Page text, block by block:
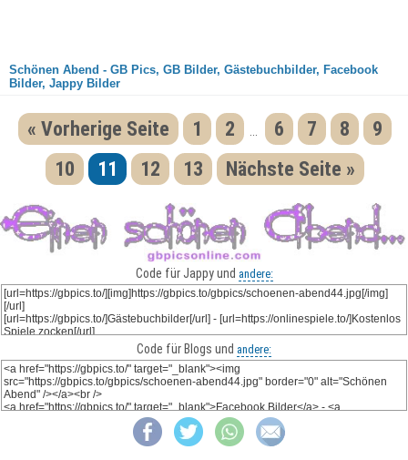
Schönen Abend - GB Pics, GB Bilder, Gästebuchbilder, Facebook
Bilder, Jappy Bilder
« Vorherige Seite 1 2 6 7 8
9
10
11 12 13 Nächste Seite »
Code für Jappy und andere:
Code für Blogs und andere: